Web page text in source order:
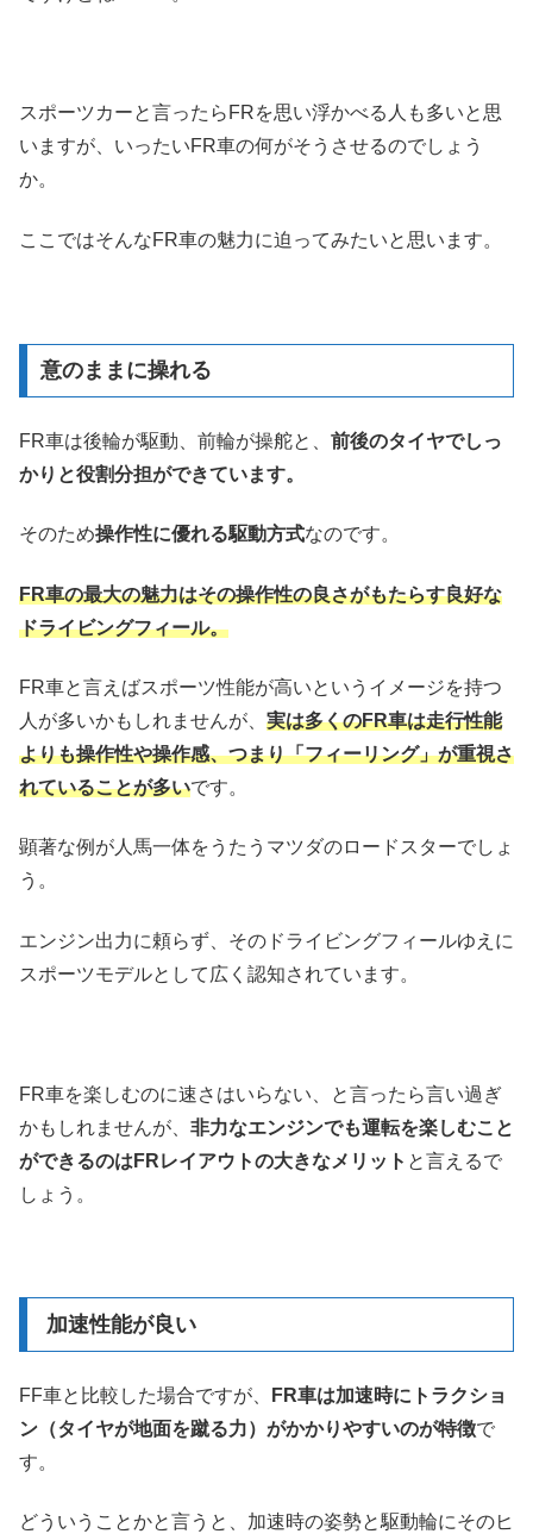
スポーツカーと言ったらFRを思い浮かべる人も多いと思
いますが、いったいFR車の何がそうさせるのでしょう
か。
ここではそんなFR車の魅力に迫ってみたいと思います。
意のままに操れる
FR車は後輪が駆動、前輪が操舵と、 前後のタイヤでしっ
かりと役割分担ができています。
そのため操作性に優れる駆動方式なのです。
FR車の最大の魅力はその操作性の良さがもたらす良好な
ドライビングフィール。
FR車と言えばスポーツ性能が高いというイメージを持つ
人が多いかもしれませんが、 実は多くのFR車は走行性能
よりも操作性や操作感、つまり「フィーリング」が重視さ
れていることが多いです。
顕著な例が人馬一体をうたうマツダのロードスターでしょ
う。
エンジン出力に頼らず、そのドライビングフィールゆえに
スポーツモデルとして広く認知されています。
FR車を楽しむのに速さはいらない、と言ったら言い過ぎ
かもしれませんが、 非力なエンジンでも運転を楽しむこと
ができるのはFRレイアウトの大きなメリット と言えるで
しょう。
加速性能が良い
FF車と比較した場合ですが、
FR車は加速時にトラクショ
ン（タイヤが地面を蹴る力）がかかりやすいのが特徴で
す。
どういうことかと言うと、加速時の姿勢と駆動輪にそのヒ